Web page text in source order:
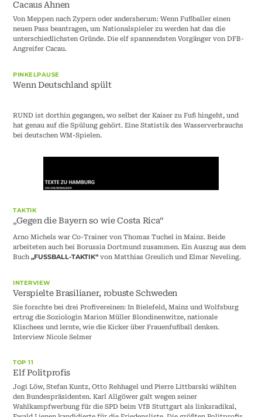
Cacaus Ahnen
Von Meppen nach Zypern oder andersherum: Wenn Fußballer einen
neuen Pass beantragen, um Nationalspieler zu werden hat das die
unterschiedlichsten Gründe. Die elf spannendsten Vorgänger von DFB-
Angreifer Cacau.
PINKELPAUSE
Wenn Deutschland spült
RUND ist dorthin gegangen, wo selbst der Kaiser zu Fuß hingeht, und
hat genau auf die Spülung gehört. Eine Statistik des Wasserverbrauchs
bei deutschen WM-Spielen.
TAKTIK
„Gegen die Bayern so wie Costa Rica“
Arno Michels war Co-Trainer von Thomas Tuchel in Mainz. Beide
arbeiteten auch bei Borussia Dortmund zusammen. Ein Auszug aus dem
Buch„FUSSBALL-TAKTIK“ von Matthias Greulich und Elmar Neveling.
INTERVIEW
Verspielte Brasilianer, robuste Schweden
Sie forschte bei drei Profivereinen: In Bielefeld, Mainz und Wolfsburg
ertrug die Soziologin Marion Müller Blondinenwitze, nationale
Klischees und lernte, wie die Kicker über Frauenfußball denken.
Interview Nicole Selmer
TOP 11
Elf Politprofis
Jogi Löw, Stefan Kuntz, Otto Rehhagel und Pierre Littbarski wählten
den Bundespräsidenten. Karl Allgöwer galt wegen seiner
Wahlkampfwerbung für die SPD beim VfB Stuttgart als linksradikal,